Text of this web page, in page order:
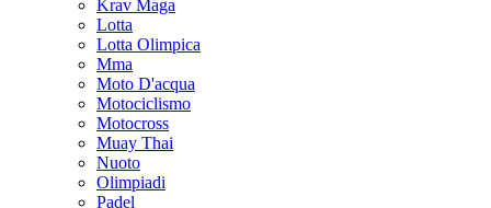
Krav Maga
Lotta
Lotta Olimpica
Mma
Moto D'acqua
Motociclismo
Motocross
Muay Thai
Nuoto
Olimpiadi
Padel